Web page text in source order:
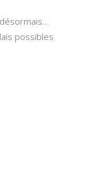
possibles